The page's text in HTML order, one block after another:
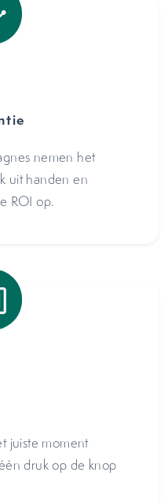
nemen het
uit handen en
ROI op.
juiste moment
druk op de knop